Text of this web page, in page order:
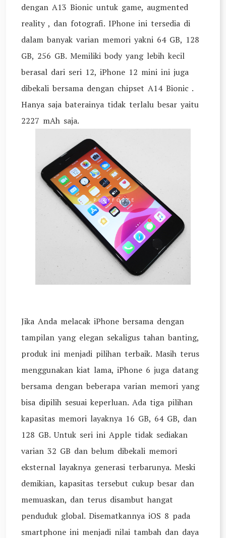
dengan A13 Bionic untuk game, augmented
reality , dan fotografi. IPhone ini tersedia di
dalam banyak varian memori yakni 64 GB, 128
GB, 256 GB. Memiliki body yang lebih kecil
berasal dari seri 12, iPhone 12 mini ini juga
dibekali bersama dengan chipset A14 Bionic .
Hanya saja baterainya tidak terlalu besar yaitu
2227 mAh saja.
Jika Anda melacak iPhone bersama dengan
tampilan yang elegan sekaligus tahan banting,
produk ini menjadi pilihan terbaik. Masih terus
menggunakan kiat lama, iPhone 6 juga datang
bersama dengan beberapa varian memori yang
bisa dipilih sesuai keperluan. Ada tiga pilihan
kapasitas memori layaknya 16 GB, 64 GB, dan
128 GB. Untuk seri ini Apple tidak sediakan
varian 32 GB dan belum dibekali memori
eksternal layaknya generasi terbarunya. Meski
demikian, kapasitas tersebut cukup besar dan
memuaskan, dan terus disambut hangat
penduduk global. Disematkannya iOS 8 pada
smartphone ini menjadi nilai tambah dan daya